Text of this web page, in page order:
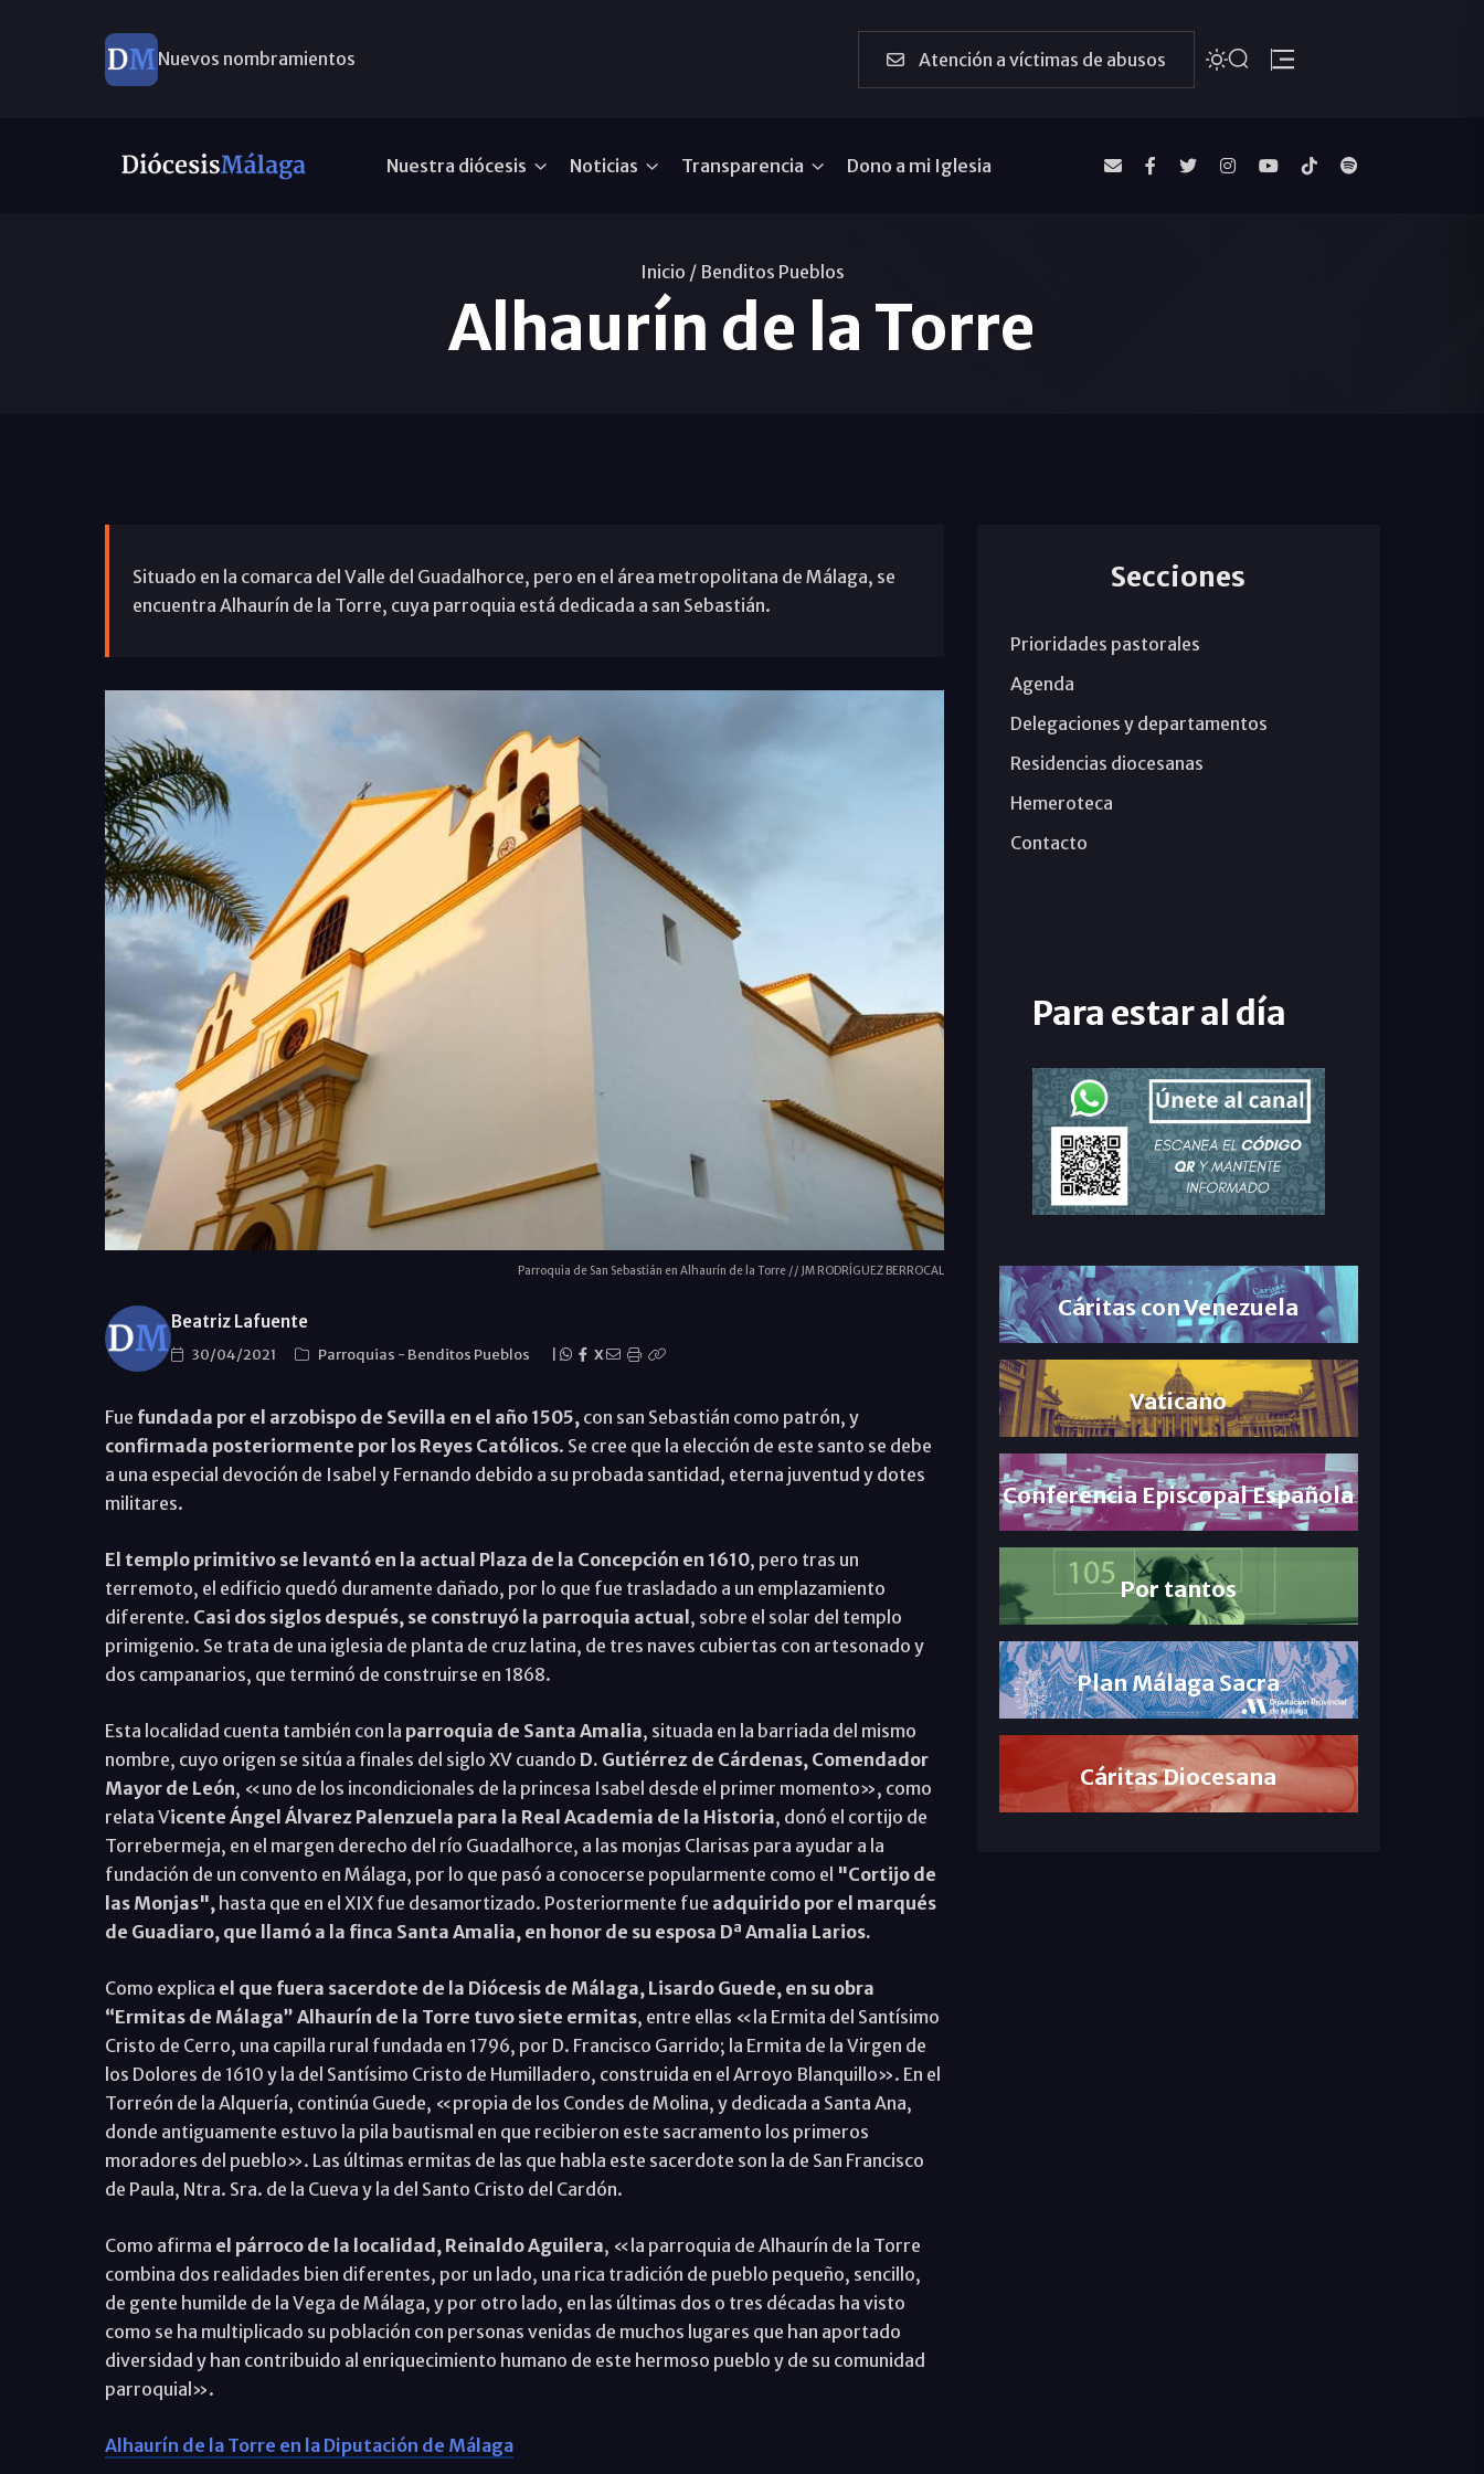
Nuevos nombramientos Atención a víctimas de abusos
Nuestra diócesis Noticias Transparencia Dono a mi Iglesia
Inicio / Benditos Pueblos
Alhaurín de la Torre
Situado en la comarca del Valle del Guadalhorce, pero en el área metropolitana de Málaga, se
encuentra Alhaurín de la Torre, cuya parroquia está dedicada a san Sebastián.
Parroquia de San Sebastián en Alhaurín de la Torre // JM RODRÍGUEZ BERROCAL
Beatriz Lafuente
30/04/2021 Parroquias - Benditos Pueblos X
Fue fundada por el arzobispo de Sevilla en el año 1505, con san Sebastián como patrón, y
confirmada posteriormente por los Reyes Católicos. Se cree que la elección de este santo se debe
a una especial devoción de Isabel y Fernando debido a su probada santidad, eterna juventud y dotes
militares.
El templo primitivo se levantó en la actual Plaza de la Concepción en 1610, pero tras un
terremoto, el edificio quedó duramente dañado, por lo que fue trasladado a un emplazamiento
diferente. Casi dos siglos después, se construyó la parroquia actual, sobre el solar del templo
primigenio. Se trata de una iglesia de planta de cruz latina, de tres naves cubiertas con artesonado y
dos campanarios, que terminó de construirse en 1868.
Esta localidad cuenta también con la parroquia de Santa Amalia, situada en la barriada del mismo
nombre, cuyo origen se sitúa a finales del siglo XV cuando D. Gutiérrez de Cárdenas, Comendador
Mayor de León, «uno de los incondicionales de la princesa Isabel desde el primer momento», como
relata Vicente Ángel Álvarez Palenzuela para la Real Academia de la Historia, donó el cortijo de
Torrebermeja, en el margen derecho del río Guadalhorce, a las monjas Clarisas para ayudar a la
fundación de un convento en Málaga, por lo que pasó a conocerse popularmente como el "Cortijo de
las Monjas", hasta que en el XIX fue desamortizado. Posteriormente fue adquirido por el marqués
de Guadiaro, que llamó a la finca Santa Amalia, en honor de su esposa Dª Amalia Larios.
Como explica el que fuera sacerdote de la Diócesis de Málaga, Lisardo Guede, en su obra
“Ermitas de Málaga” Alhaurín de la Torre tuvo siete ermitas, entre ellas «la Ermita del Santísimo
Cristo de Cerro, una capilla rural fundada en 1796, por D. Francisco Garrido; la Ermita de la Virgen de
los Dolores de 1610 y la del Santísimo Cristo de Humilladero, construida en el Arroyo Blanquillo». En el
Torreón de la Alquería, continúa Guede, «propia de los Condes de Molina, y dedicada a Santa Ana,
donde antiguamente estuvo la pila bautismal en que recibieron este sacramento los primeros
moradores del pueblo». Las últimas ermitas de las que habla este sacerdote son la de San Francisco
de Paula, Ntra. Sra. de la Cueva y la del Santo Cristo del Cardón.
Como afirma el párroco de la localidad, Reinaldo Aguilera, «la parroquia de Alhaurín de la Torre
combina dos realidades bien diferentes, por un lado, una rica tradición de pueblo pequeño, sencillo,
de gente humilde de la Vega de Málaga, y por otro lado, en las últimas dos o tres décadas ha visto
como se ha multiplicado su población con personas venidas de muchos lugares que han aportado
diversidad y han contribuido al enriquecimiento humano de este hermoso pueblo y de su comunidad
parroquial».
Alhaurín de la Torre en la Diputación de Málaga
Secciones
Prioridades pastorales
Agenda
Delegaciones y departamentos
Residencias diocesanas
Hemeroteca
Contacto
Para estar al día
Cáritas con Venezuela
Vaticano
Conferencia Episcopal Española
Por tantos
Plan Málaga Sacra
Cáritas Diocesana